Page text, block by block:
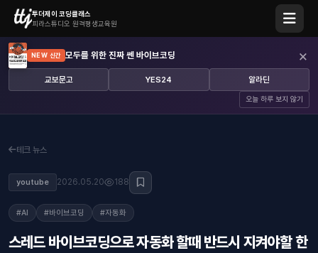
투더제이 코딩클래스
피라스튜디오 원격평생교육원
NEW 신간 모두를 위한 진짜 쎈 바이브코딩
교보문고 YES24 알라딘
오늘 하루 보지 않기
×
테크 뉴스
youtube 2026.05.20 188
#AI #바이브코딩 #자동화
스레드 바이브코딩으로 자동화 할때 반드시 지켜야할 한